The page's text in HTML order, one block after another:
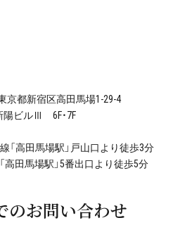
京都新宿区高田馬場1-29-4
陽ビルⅢ 6F・7F
「高田馬場駅」戸山口より徒歩3分
高田馬場駅」5番出口より徒歩5分
のお問い合わせ